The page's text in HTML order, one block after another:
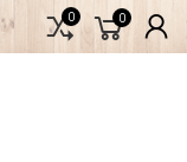
меню
0 0